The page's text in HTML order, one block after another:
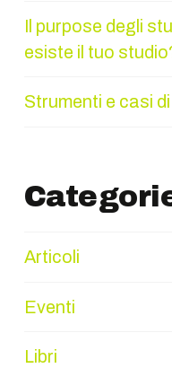
Il purpose degli
esiste il tuo
Strumenti e casi
Articoli
Eventi
Libri